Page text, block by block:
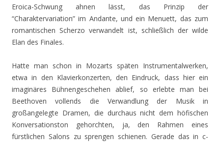
Eroica-Schwung ahnen lässt, das Prinzip der
“Charaktervariation” im Andante, und ein Menuett, das zum
romantischen Scherzo verwandelt ist, schließlich der wilde
Elan des Finales.
Hatte man schon in Mozarts späten Instrumentalwerken,
etwa in den Klavierkonzerten, den Eindruck, dass hier ein
imaginäres Bühnengeschehen ablief, so erlebte man bei
Beethoven vollends die Verwandlung der Musik in
großangelegte Dramen, die durchaus nicht dem höfischen
Konversationston gehorchten, ja, den Rahmen eines
fürstlichen Salons zu sprengen schienen. Gerade das in c-